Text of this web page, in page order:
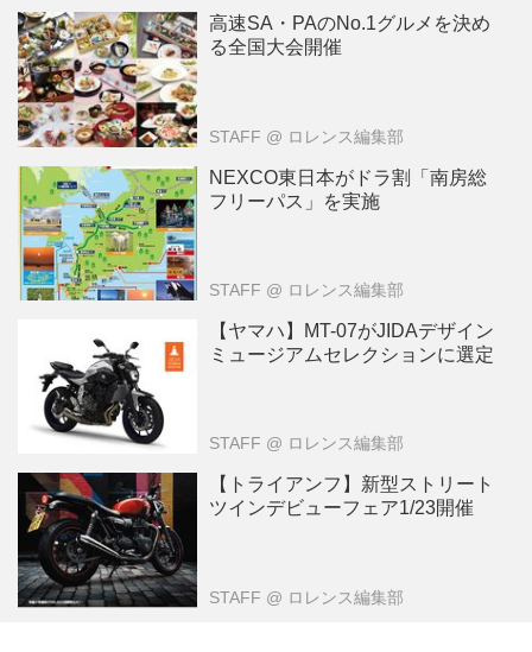
高速SA・PAのNo.1グルメを決め
る全国大会開催
STAFF @ ロレンス編集部
NEXCO東日本がドラ割「南房総
フリーパス」を実施
STAFF @ ロレンス編集部
【ヤマハ】MT-07がJIDAデザイン
ミュージアムセレクションに選定
STAFF @ ロレンス編集部
【トライアンフ】新型ストリート
ツインデビューフェア1/23開催
STAFF @ ロレンス編集部